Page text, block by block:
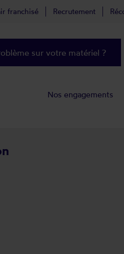
franchisé Recrutement
sur votre matériel ?
Nos engagements